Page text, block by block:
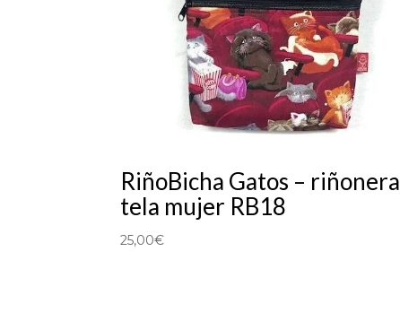
RiñoBicha Gatos – riñonera
tela mujer RB18
25,00€